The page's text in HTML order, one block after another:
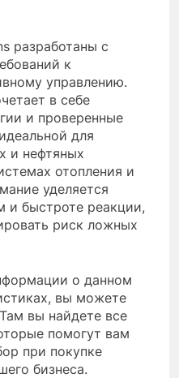
разработаны с
к
управлению.
в себе
и проверенные
для
и нефтяных
отопления и
уделяется
и быстроте реакции,
риск ложных
о данном
вы можете
вы найдете все
помогут вам
при покупке
бизнеса.